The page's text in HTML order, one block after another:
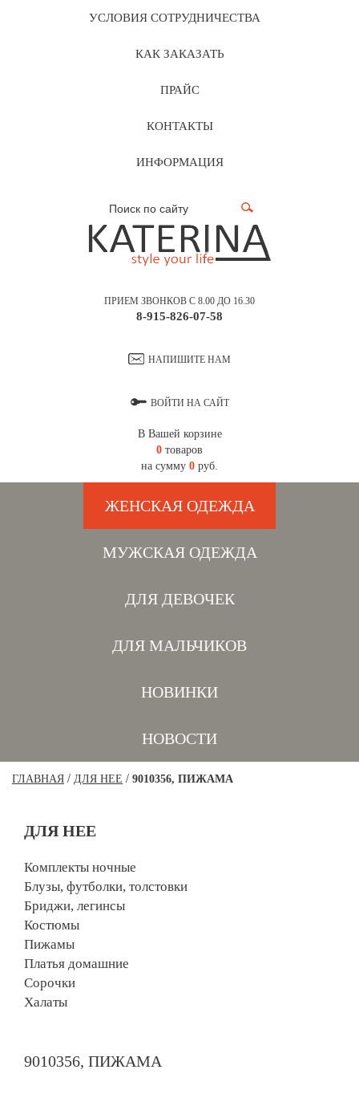
УСЛОВИЯ СОТРУДНИЧЕСТВА
КАК ЗАКАЗАТЬ
ПРАЙС
КОНТАКТЫ
ИНФОРМАЦИЯ
ПРИЕМ ЗВОНКОВ С 8.00 ДО 16.30
8-915-826-07-58
НАПИШИТЕ НАМ
ВОЙТИ НА САЙТ
В Вашей корзине
0 товаров
на сумму 0 руб.
ЖЕНСКАЯ ОДЕЖДА
МУЖСКАЯ ОДЕЖДА
ДЛЯ ДЕВОЧЕК
ДЛЯ МАЛЬЧИКОВ
НОВИНКИ
НОВОСТИ
ГЛАВНАЯ / ДЛЯ НЕЕ / 9010356, ПИЖАМА
ДЛЯ НЕЕ
Комплекты ночные
Блузы, футболки, толстовки
Бриджи, легинсы
Костюмы
Пижамы
Платья домашние
Сорочки
Халаты
9010356, ПИЖАМА